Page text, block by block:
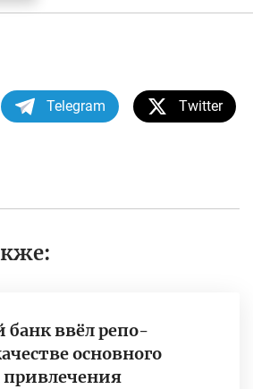
Telegram Twitter
ввёл репо-
основного